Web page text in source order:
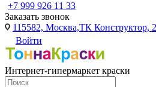
+7 999 926 11 33
Заказать звонок
115582, Москва,ТК
Войти
Интернет-гипермаркет краски